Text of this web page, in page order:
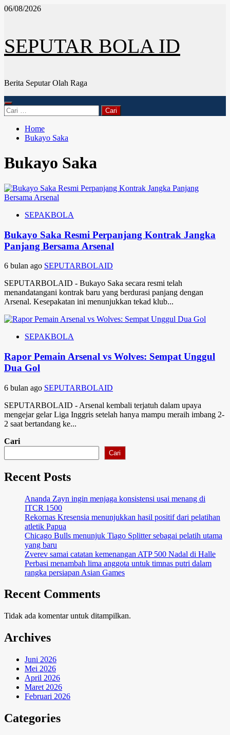
Skip
06/08/2026
SEPUTAR BOLA ID
Berita Seputar Olah Raga
Primary
Menu
Cari
untuk:
Home
Bukayo Saka
Bukayo Saka
SEPAKBOLA
Bukayo Saka Resmi Perpanjang Kontrak Jangka
Panjang Bersama Arsenal
6 bulan ago SEPUTARBOLAID
SEPUTARBOLAID - Bukayo Saka secara resmi telah
menandatangani kontrak baru yang berdurasi panjang dengan
Arsenal. Kesepakatan ini menunjukkan tekad klub...
SEPAKBOLA
Rapor Pemain Arsenal vs Wolves: Sempat Unggul
Dua Gol
6 bulan ago SEPUTARBOLAID
SEPUTARBOLAID - Arsenal kembali terjatuh dalam upaya
mengejar gelar Liga Inggris setelah hanya mampu meraih imbang 2-
2 saat bertandang ke...
Cari
Cari
Recent Posts
Ananda Zayn ingin menjaga konsistensi usai menang di
ITCR 1500
Rekornas Kresensia menunjukkan hasil positif dari pelatihan
atletik Papua
Chicago Bulls menunjuk Tiago Splitter sebagai pelatih utama
yang baru
Zverev samai catatan kemenangan ATP 500 Nadal di Halle
Perbasi menambah lima anggota untuk timnas putri dalam
rangka persiapan Asian Games
Recent Comments
Tidak ada komentar untuk ditampilkan.
Archives
Juni 2026
Mei 2026
April 2026
Maret 2026
Februari 2026
Categories